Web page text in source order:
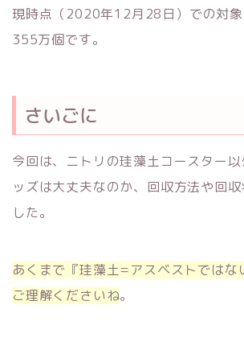
現時点（2020年12月28日）での対
355万個です。
さいごに
今回は、ニトリの珪藻土コースター
ッズは大丈夫なのか、回収方法や回
した。
あくまで『珪藻土=アスベストではな
ご理解くださいね。